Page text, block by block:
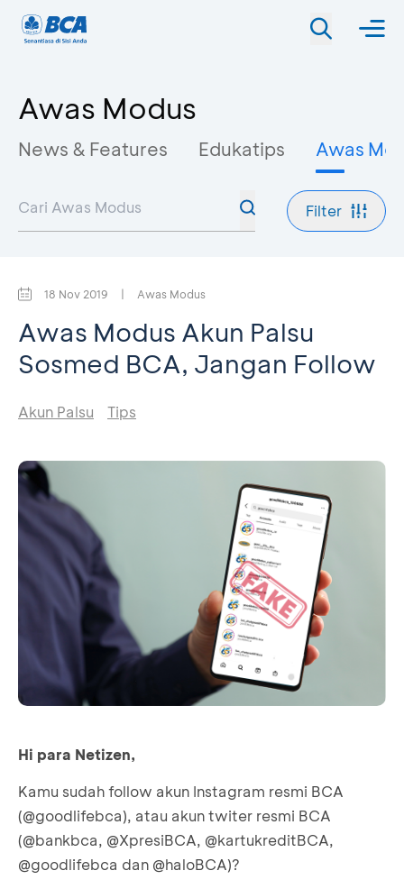
Awas Modus
News & Features Edukatips Awas
Filter
18 Nov 2019 | Awas Modus
Awas Modus Akun Palsu
Sosmed BCA, Jangan Follow
Akun Palsu Tips
Hi para Netizen,
Kamu sudah follow akun Instagram resmi BCA
(@goodlifebca), atau akun twiter resmi BCA
(@bankbca, @XpresiBCA, @kartukreditBCA,
@goodlifebca dan @haloBCA)?